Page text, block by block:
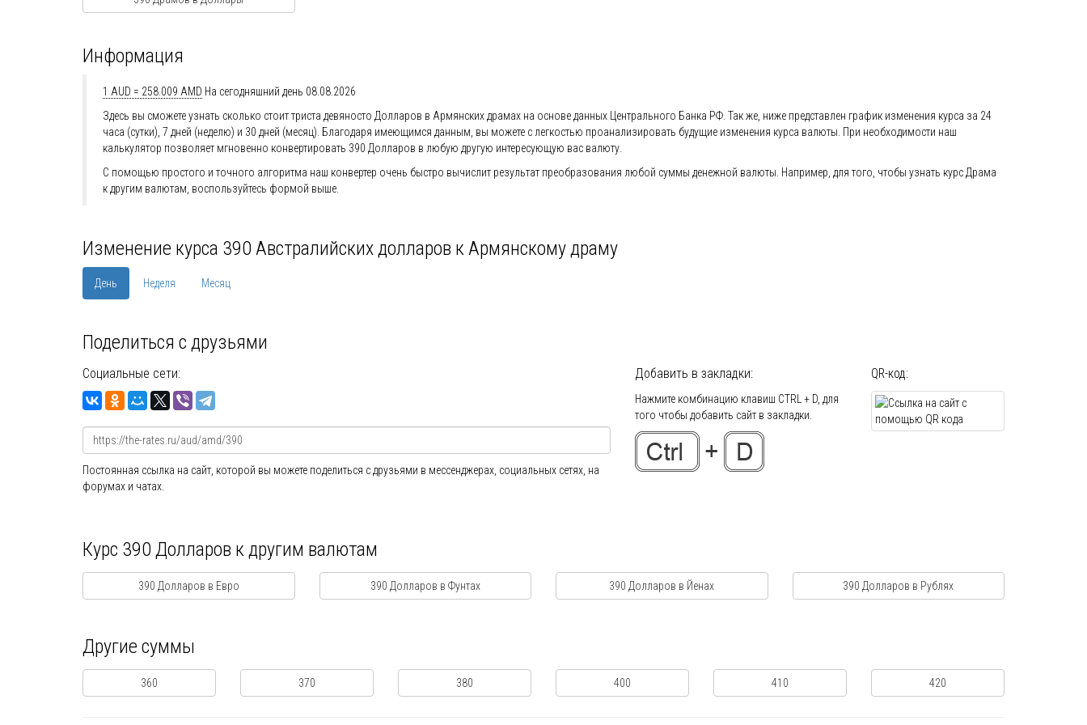
Информация
1 AUD = 258.009 AMD На сегодняшний день 08.08.2026
Здесь вы сможете узнать сколько стоит триста девяносто Долларов в Армянских драмах на основе данных Центрального Банка РФ. Так же, ниже представлен график изменения курса за 24
часа (сутки), 7 дней (неделю) и 30 дней (месяц). Благодаря имеющимся данным, вы можете с легкостью проанализировать будущие изменения курса валюты. При необходимости наш
калькулятор позволяет мгновенно конвертировать 390 Долларов в любую другую интересующую вас валюту.
С помощью простого и точного алгоритма наш конвертер очень быстро вычислит результат преобразования любой суммы денежной валюты. Например, для того, чтобы узнать курс Драма
к другим валютам, воспользуйтесь формой выше.
Изменение курса 390 Австралийских долларов к Армянскому драму
День Неделя Месяц
Поделиться с друзьями
Социальные сети:
Постоянная ссылка на сайт, которой вы можете поделиться с друзьями в мессенджерах, социальных сетях, на
форумах и чатах.
Добавить в закладки:
Нажмите комбинацию клавиш CTRL + D, для
того чтобы добавить сайт в закладки.
QR-код:
Курс 390 Долларов к другим валютам
390 Долларов в Евро 390 Долларов в Фунтах 390 Долларов в Йенах 390 Долларов в Рублях
Другие суммы
360 370 380 400 410 420